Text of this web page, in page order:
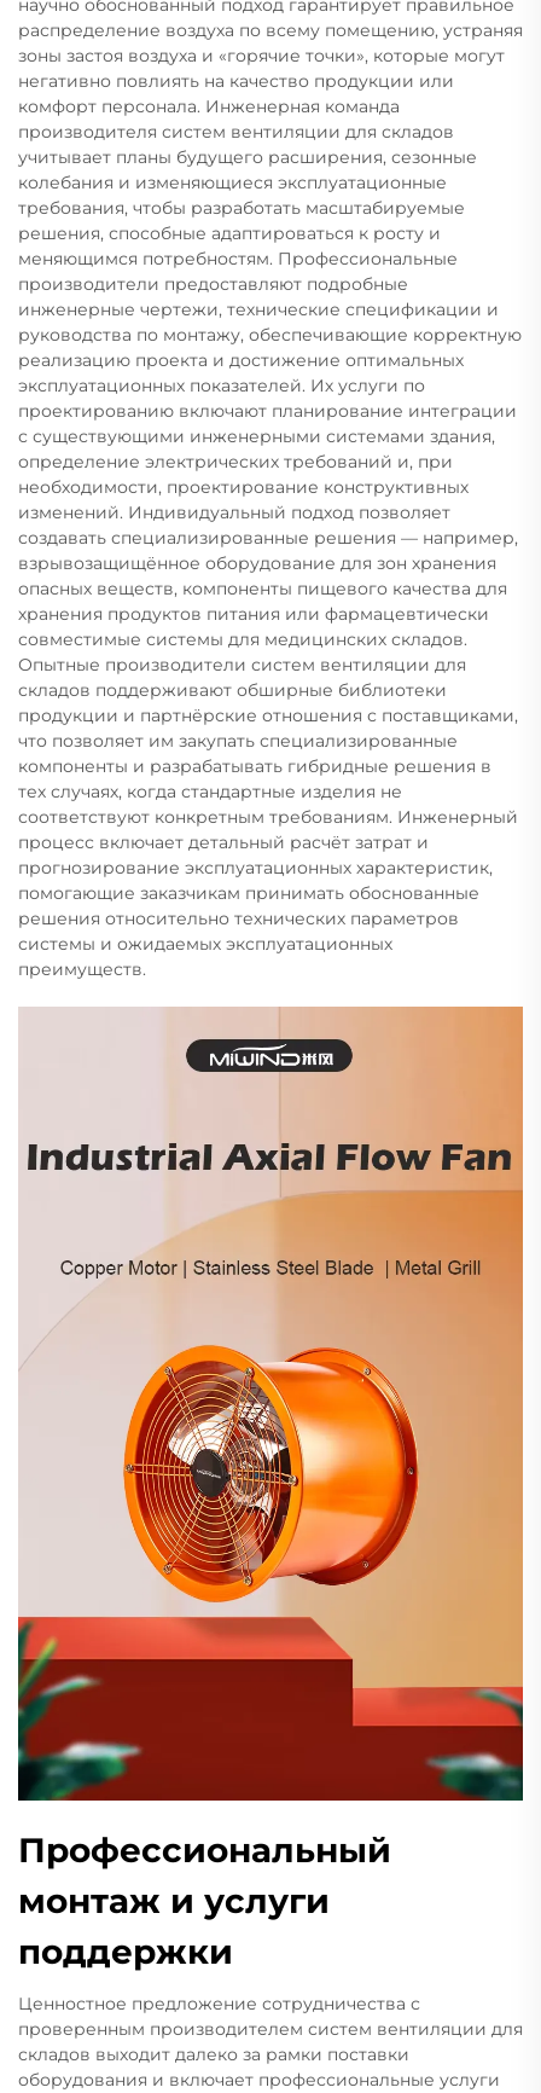
научно обоснованный подход гарантирует правильное
распределение воздуха по всему помещению, устраняя
зоны застоя воздуха и «горячие точки», которые могут
негативно повлиять на качество продукции или
комфорт персонала. Инженерная команда
производителя систем вентиляции для складов
учитывает планы будущего расширения, сезонные
колебания и изменяющиеся эксплуатационные
требования, чтобы разработать масштабируемые
решения, способные адаптироваться к росту и
меняющимся потребностям. Профессиональные
производители предоставляют подробные
инженерные чертежи, технические спецификации и
руководства по монтажу, обеспечивающие корректную
реализацию проекта и достижение оптимальных
эксплуатационных показателей. Их услуги по
проектированию включают планирование интеграции
с существующими инженерными системами здания,
определение электрических требований и, при
необходимости, проектирование конструктивных
изменений. Индивидуальный подход позволяет
создавать специализированные решения — например,
взрывозащищённое оборудование для зон хранения
опасных веществ, компоненты пищевого качества для
хранения продуктов питания или фармацевтически
совместимые системы для медицинских складов.
Опытные производители систем вентиляции для
складов поддерживают обширные библиотеки
продукции и партнёрские отношения с поставщиками,
что позволяет им закупать специализированные
компоненты и разрабатывать гибридные решения в
тех случаях, когда стандартные изделия не
соответствуют конкретным требованиям. Инженерный
процесс включает детальный расчёт затрат и
прогнозирование эксплуатационных характеристик,
помогающие заказчикам принимать обоснованные
решения относительно технических параметров
системы и ожидаемых эксплуатационных
преимуществ.
Профессиональный
монтаж и услуги
поддержки
Ценностное предложение сотрудничества с
проверенным производителем систем вентиляции для
складов выходит далеко за рамки поставки
оборудования и включает профессиональные услуги